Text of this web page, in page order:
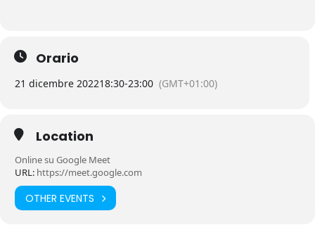
Orario
21 dicembre 202218:30-23:00 (GMT+01:00)
Location
Online su Google Meet
URL: https://meet.google.com
OTHER EVENTS